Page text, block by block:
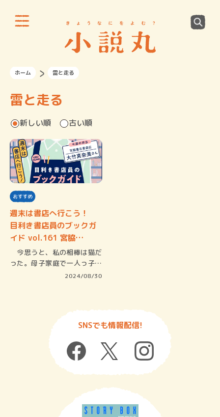
ホーム 雷と走る
雷と走る
新しい順 古い順
おすすめ
週末は書店へ行こう！
目利き書店員のブックガ
イド vol.161 宮脇…
今思うと、私の相棒は猫だ
った。母子家庭で一人っ子。
2024/08/30
SNSでも情報配信!